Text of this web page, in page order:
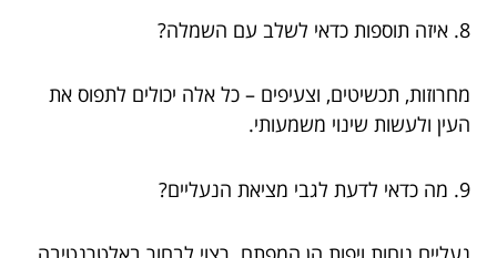
8. איזה תוספות כדאי לשלב עם השמלה?
מחרוזות, תכשיטים, וצעיפים – כל אלה יכולים לתפוס את
העין ולעשות שינוי משמעותי.
9. מה כדאי לדעת לגבי מציאת הנעליים?